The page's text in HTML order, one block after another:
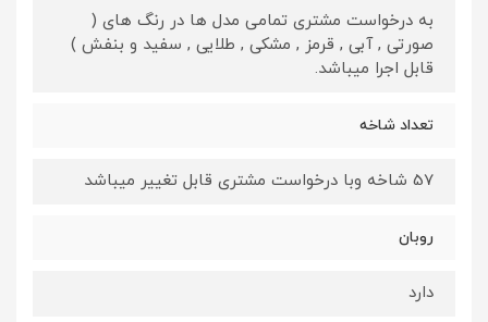
به درخواست مشتری تمامی مدل ها در رنگ های (
صورتی , آبی , قرمز , مشکی , طلایی , سفید و بنفش )
قابل اجرا میباشد.
تعداد شاخه
57 شاخه وبا درخواست مشتری قابل تغییر میباشد
روبان
دارد